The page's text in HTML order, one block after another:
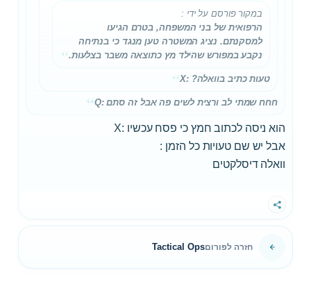
במקור פורסם על ידי :
הרפואית של בני המשפחה, בטרם הגיעו
למסקנתם. נציג המשטרה טען מנגד כי בנתיחה
נקבע במפורש שהילדמץ כתוצאה משבר בצלעות.
טעות כתיב בוואלה? :X
חחח שמתי לב ורצית לשים פה אבל זה סתם :Q
הוא ניסה לכתוב חמץ כי פסח עכשיו :X
אבל יש שם טעויות כל הזמן :
וואלה דיסלקטים
שתף
חזרה לפורוםTactical Ops